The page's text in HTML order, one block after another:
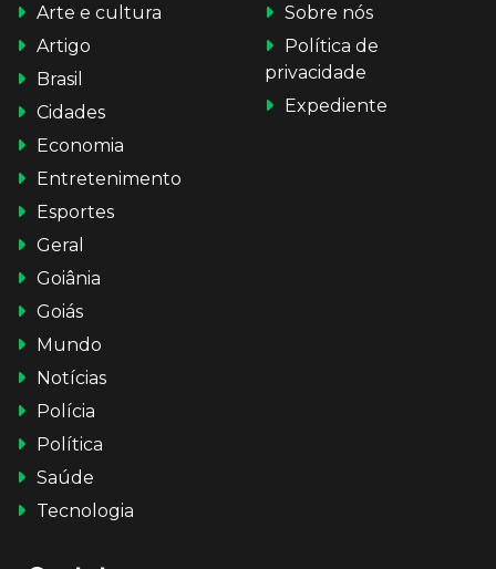
Arte e cultura
Artigo
Brasil
Cidades
Economia
Entretenimento
Esportes
Geral
Goiânia
Goiás
Mundo
Notícias
Polícia
Política
Saúde
Tecnologia
Sobre nós
Política de
privacidade
Expediente